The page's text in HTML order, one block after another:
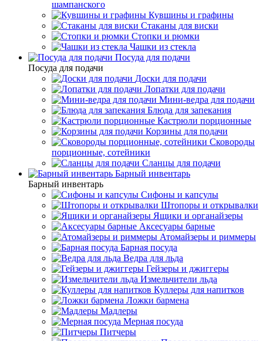
шампанского
Кувшины и графины
Стаканы для виски
Стопки и рюмки
Чашки из стекла
Посуда для подачи
Посуда для подачи
Доски для подачи
Лопатки для подачи
Мини-ведра для подачи
Блюда для запекания
Кастрюли порционные
Корзины для подачи
Сковороды
порционные, сотейники
Сланцы для подачи
Барный инвентарь
Барный инвентарь
Сифоны и капсулы
Штопоры и открывалки
Ящики и органайзеры
Аксесуары барные
Атомайзеры и риммеры
Барная посуда
Ведра для льда
Гейзеры и джиггеры
Измельчители льда
Куллеры для напитков
Ложки бармена
Мадлеры
Мерная посуда
Питчеры